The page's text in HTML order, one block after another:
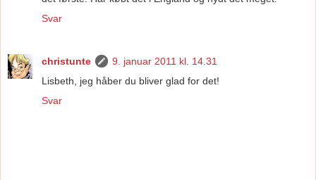
Svar
christunte
9. januar 2011 kl. 14.31
Lisbeth, jeg håber du bliver glad for det!
Svar